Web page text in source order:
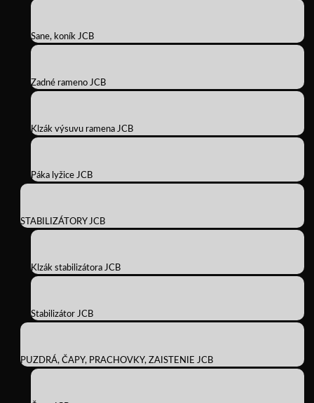
Sane, koník JCB
Zadné rameno JCB
Klzák výsuvu ramena JCB
Páka lyžice JCB
STABILIZÁTORY JCB
Klzák stabilizátora JCB
Stabilizátor JCB
PUZDRÁ, ČAPY, PRACHOVKY, ZAISTENIE JCB